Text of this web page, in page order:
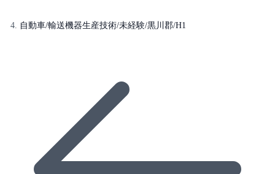
自動車/輸送機器生産技術/未経験/黒川郡/H1